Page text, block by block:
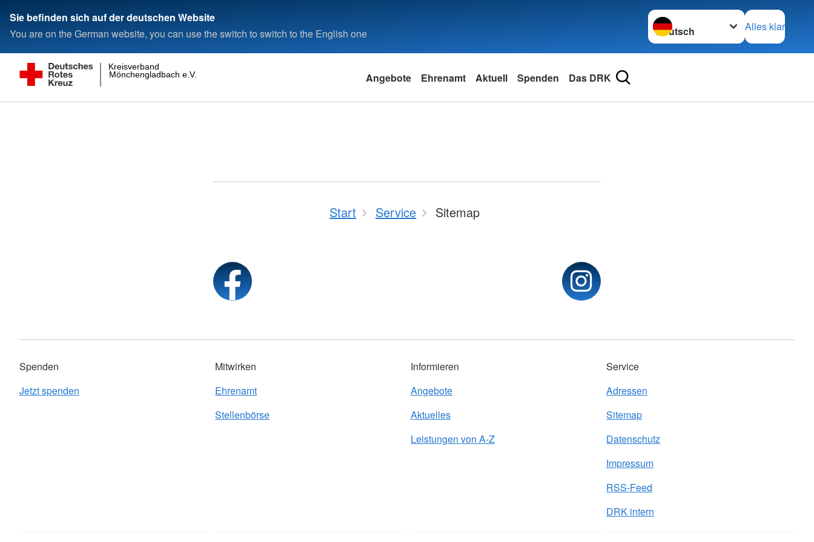
Sie befinden sich auf der deutschen Website
You are on the German website, you can use the switch to switch to the English one
Sprache wechseln zu
Alles klar
Mönchengladbach e.V.
Kreisverband
Angebote Ehrenamt Aktuell Spenden Das DRK
Start Service Sitemap
Spenden
Jetzt spenden
Mitwirken
Ehrenamt
Stellenbörse
Informieren
Angebote
Aktuelles
Leistungen von A-Z
Service
Adressen
Sitemap
Datenschutz
Impressum
RSS-Feed
DRK intern